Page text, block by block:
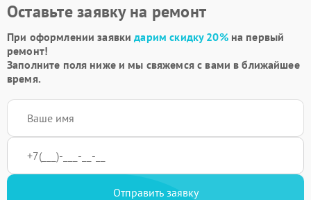
Оставьте заявку на ремонт
При оформлении заявкидарим скидку 20%на первый
ремонт!
Заполните поля ниже и мы свяжемся с вами в ближайшее
время.
Отправить заявку